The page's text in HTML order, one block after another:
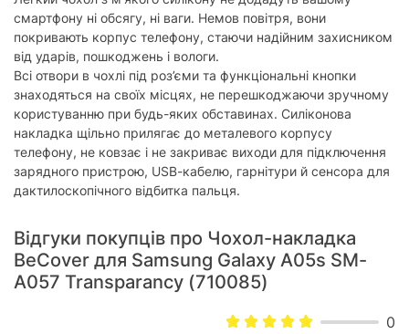
смартфону ні обсягу, ні ваги. Немов повітря, вони
покривають корпус телефону, стаючи надійним захисником
від ударів, пошкоджень і вологи.
Всі отвори в чохлі під роз’єми та функціональні кнопки
знаходяться на своїх місцях, не перешкоджаючи зручному
користуванню при будь-яких обставинах. Силіконова
накладка щільно прилягає до металевого корпусу
телефону, не ковзає і не закриває виходи для підключення
зарядного пристрою, USB-кабелю, гарнітури й сенсора для
дактилоскопічного відбитка пальця.
Відгуки покупців про Чохол-накладка
BeCover для Samsung Galaxy A05s SM-
A057 Transparancy (710085)
0